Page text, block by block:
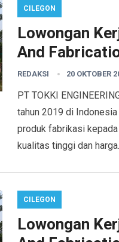
CILEGON
Lowongan
And
REDAKSI 20 OKTOBER
PT TOKKI
tahun 2019 di
produk fabrikasi
kualitas tinggi dan
CILEGON
Lowongan